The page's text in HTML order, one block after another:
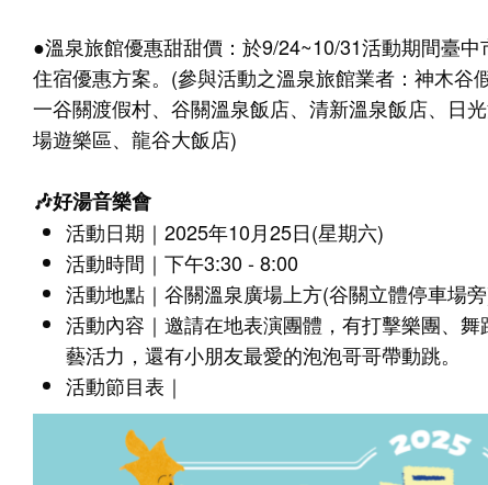
●溫泉旅館優惠甜甜價：於9/24~10/31活動期間臺
住宿優惠方案。(參與活動之溫泉旅館業者：神木谷
一谷關渡假村、谷關溫泉飯店、清新溫泉飯店、日
場遊樂區、龍谷大飯店)
🎶好湯音樂會
活動日期｜2025年10月25日(星期六)
活動時間｜下午3:30 - 8:00
活動地點｜谷關溫泉廣場上方(谷關立體停車場
活動內容｜邀請在地表演團體，有打擊樂團、
藝活力，還有小朋友最愛的泡泡哥哥帶動跳。
活動節目表｜